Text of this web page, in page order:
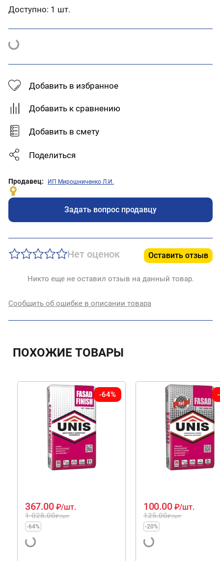
Доступно: 1 шт.
Добавить в избранное
Добавить к сравнению
Добавить в смету
Поделиться
Продавец: ИП Мирошниченко Л.И.
Задать вопрос продавцу
Нет оценок Оставить отзыв
Никто еще не оставил отзыв на данный товар.
Сообщить об ошибке в описании товара
ПОХОЖИЕ ТОВАРЫ
-64%
1 028.00₽/шт.
367.00 ₽/шт.
-64%
125.00₽/шт.
100.00 ₽/шт.
-20%